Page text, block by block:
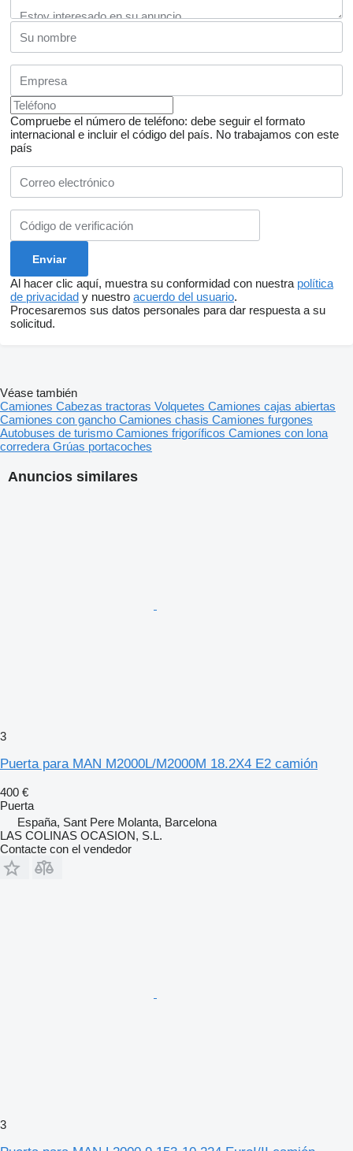
Compruebe el número de teléfono: debe seguir el formato
internacional e incluir el código del país. No trabajamos con este
país
Al hacer clic aquí, muestra su conformidad con nuestra política
de privacidad y nuestro acuerdo del usuario.
Procesaremos sus datos personales para dar respuesta a su
solicitud.
Anuncios similares
3
Puerta para MAN M2000L/M2000M 18.2X4 E2 camión
400 €
Puerta
España, Sant Pere Molanta, Barcelona
LAS COLINAS OCASION, S.L.
Contacte con el vendedor
3
Véase también
Camiones Cabezas tractoras Volquetes Camiones cajas abiertas
Camiones con gancho Camiones chasis Camiones furgones
Autobuses de turismo Camiones frigoríficos Camiones con lona
corredera Grúas portacoches